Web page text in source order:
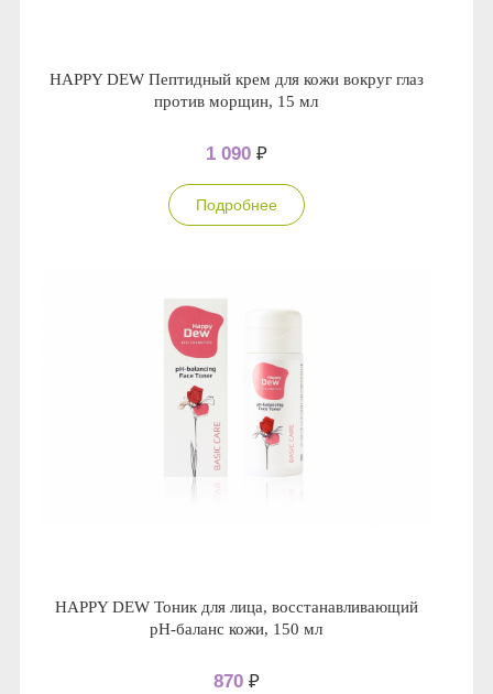
HAPPY DEW Пептидный крем для кожи вокруг глаз
против морщин, 15 мл
1 090 ₽
Подробнее
HAPPY DEW Тоник для лица, восстанавливающий
pH-баланс кожи, 150 мл
870 ₽